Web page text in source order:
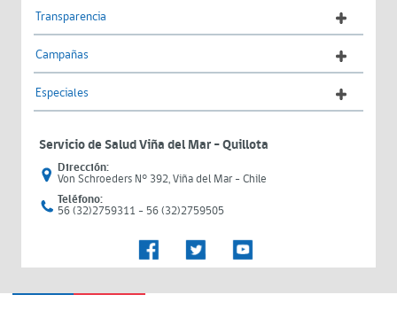
Transparencia
Campañas
Especiales
Servicio de Salud Viña del Mar – Quillota
Dirección:
Von Schroeders N° 392, Viña del Mar - Chile
Teléfono:
56 (32)2759311 - 56 (32)2759505